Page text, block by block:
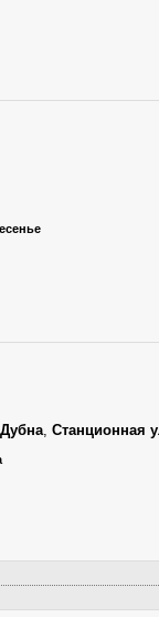
Дубна, Станционная